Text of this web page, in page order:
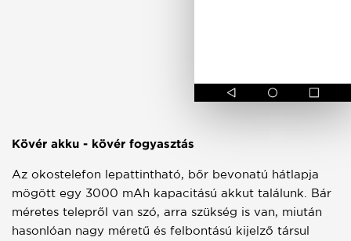
Kövér akku - kövér fogyasztás
Az okostelefon lepattintható, bőr bevonatú hátlapja
mögött egy 3000 mAh kapacitású akkut találunk. Bár
méretes telepről van szó, arra szükség is van, miután
hasonlóan nagy méretű és felbontású kijelző társul